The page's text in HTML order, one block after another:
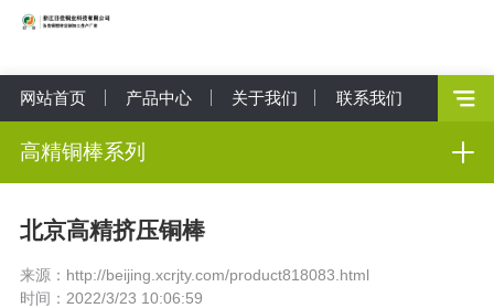
网站首页 产品中心 关于我们 联系我们
高精铜棒系列
北京高精挤压铜棒
来源：http://beijing.xcrjty.com/product818083.html
时间：2022/3/23 10:06:59